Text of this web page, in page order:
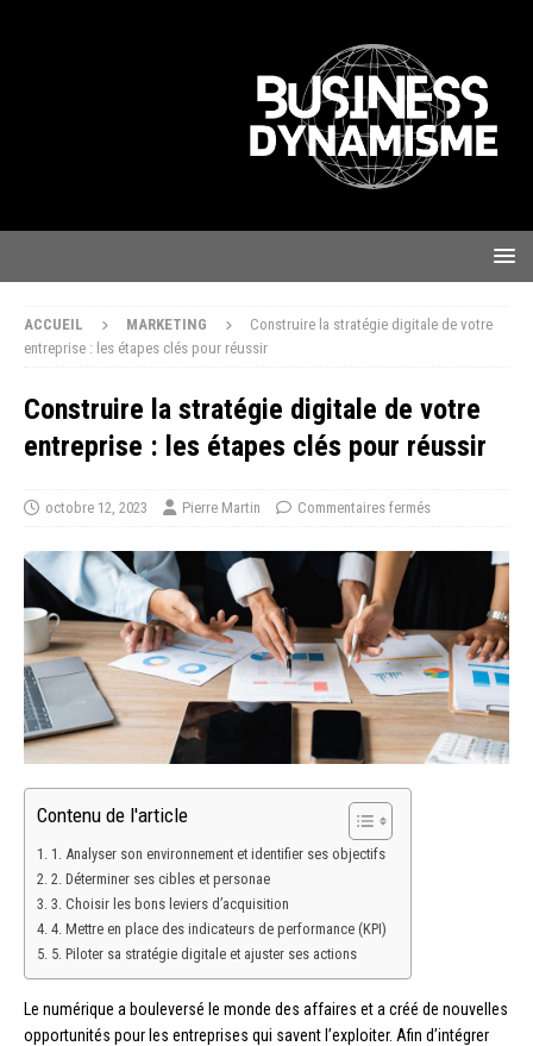
ACCUEIL MARKETING
Construire la stratégie digitale de votre
entreprise : les étapes clés pour réussir
Construire la stratégie digitale de votre
entreprise : les étapes clés pour réussir
octobre 12, 2023 Pierre Martin Commentaires fermés
Contenu de l'article
1. Analyser son environnement et identifier ses objectifs
2. Déterminer ses cibles et personae
3. Choisir les bons leviers d’acquisition
4. Mettre en place des indicateurs de performance (KPI)
5. Piloter sa stratégie digitale et ajuster ses actions
Le numérique a bouleversé le monde des affaires et a créé de nouvelles
opportunités pour les entreprises qui savent l’exploiter. Afin d’intégrer